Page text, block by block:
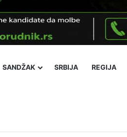
SANDŽAK SRBIJA REGIJA